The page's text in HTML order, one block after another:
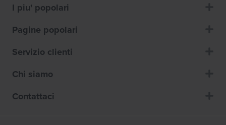
I piu' popolari
Pagine popolari
Servizio clienti
Chi siamo
Contattaci